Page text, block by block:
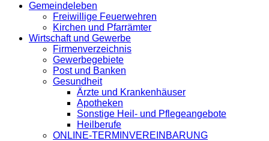
Gemeindeleben
Freiwillige Feuerwehren
Kirchen und Pfarrämter
Wirtschaft und Gewerbe
Firmenverzeichnis
Gewerbegebiete
Post und Banken
Gesundheit
Ärzte und Krankenhäuser
Apotheken
Sonstige Heil- und Pflegeangebote
Heilberufe
ONLINE-TERMINVEREINBARUNG